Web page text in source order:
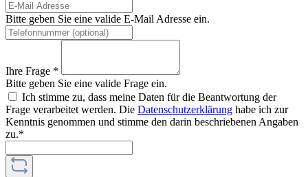
Bitte geben Sie eine valide E-Mail Adresse ein.
Ihre Frage *
Bitte geben Sie eine valide Frage ein.
Ich stimme zu, dass meine Daten für die Beantwortung der
Frage verarbeitet werden. Die Datenschutzerklärung habe ich zur
Kenntnis genommen und stimme den darin beschriebenen Angaben
zu.*